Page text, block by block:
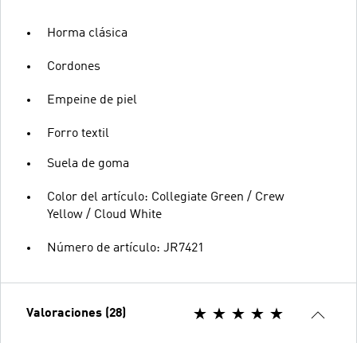
Horma clásica
Cordones
Empeine de piel
Forro textil
Suela de goma
Color del artículo: Collegiate Green / Crew
Yellow / Cloud White
Número de artículo: JR7421
Valoraciones (28)